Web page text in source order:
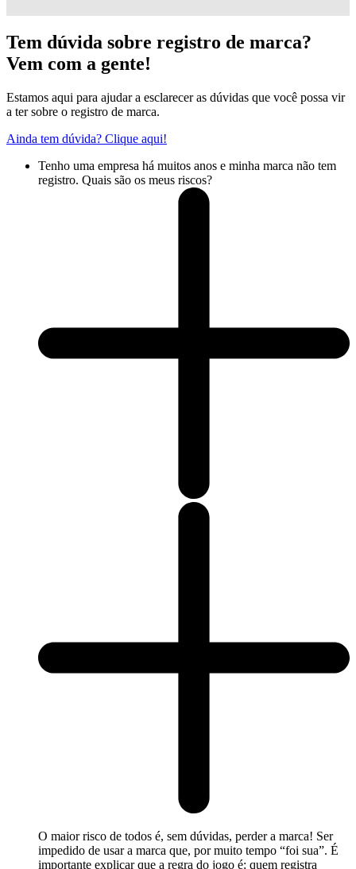
Tem dúvida sobre registro de marca?
Vem com a gente!
Estamos aqui para ajudar a esclarecer as dúvidas que você possa vir
a ter sobre o registro de marca.
Ainda tem dúvida? Clique aqui!
Tenho uma empresa há muitos anos e minha marca não tem
registro. Quais são os meus riscos?
O maior risco de todos é, sem dúvidas, perder a marca! Ser
impedido de usar a marca que, por muito tempo “foi sua”. É
importante explicar que a regra do jogo é: quem registra